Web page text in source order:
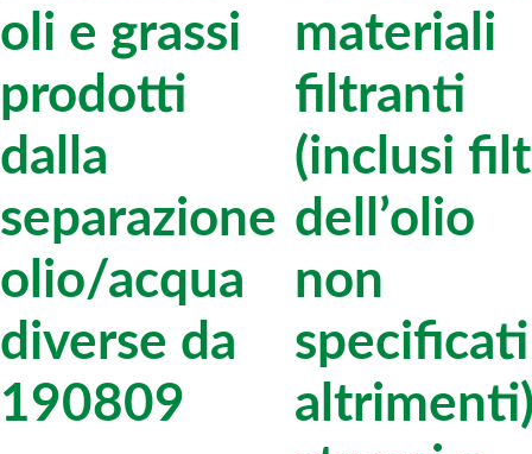
oli e grassi
prodotti
dalla
separazione
olio/acqua
diverse da
190809
materiali
filtranti
(inclusi
dell’olio
non
specificati